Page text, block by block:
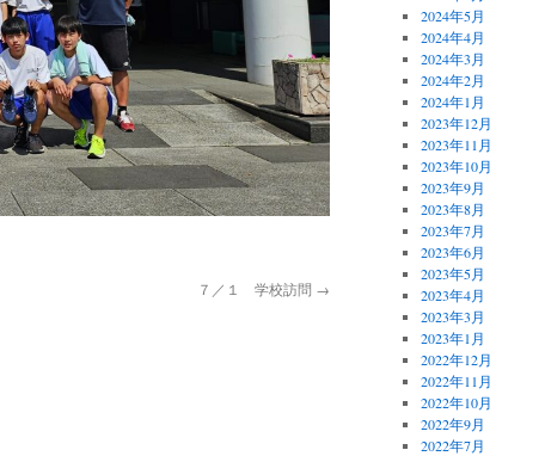
７／１ 学校訪問 →
2024年5月
2024年4月
2024年3月
2024年2月
2024年1月
2023年12月
2023年11月
2023年10月
2023年9月
2023年8月
2023年7月
2023年6月
2023年5月
2023年4月
2023年3月
2023年1月
2022年12月
2022年11月
2022年10月
2022年9月
2022年7月